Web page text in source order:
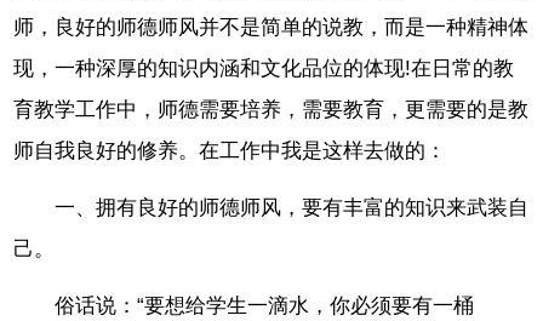
师，良好的师德师风并不是简单的说教，而是一种精神体
现，一种深厚的知识内涵和文化品位的体现!在日常的教
育教学工作中，师德需要培养，需要教育，更需要的是教
师自我良好的修养。在工作中我是这样去做的：
一、拥有良好的师德师风，要有丰富的知识来武装自
己。
俗话说：“要想给学生一滴水，你必须要有一桶